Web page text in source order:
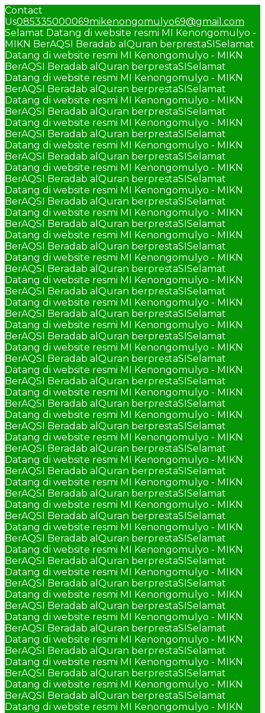
Contact
Us085335000069mikenongomulyo69@gmail.com
Selamat Datang di website resmi MI Kenongomulyo -
MIKN BerAQSI Beradab alQuran berprestaSISelamat
Datang di website resmi MI Kenongomulyo - MIKN
BerAQSI Beradab alQuran berprestaSISelamat
Datang di website resmi MI Kenongomulyo - MIKN
BerAQSI Beradab alQuran berprestaSISelamat
Datang di website resmi MI Kenongomulyo - MIKN
BerAQSI Beradab alQuran berprestaSISelamat
Datang di website resmi MI Kenongomulyo - MIKN
BerAQSI Beradab alQuran berprestaSISelamat
Datang di website resmi MI Kenongomulyo - MIKN
BerAQSI Beradab alQuran berprestaSISelamat
Datang di website resmi MI Kenongomulyo - MIKN
BerAQSI Beradab alQuran berprestaSISelamat
Datang di website resmi MI Kenongomulyo - MIKN
BerAQSI Beradab alQuran berprestaSISelamat
Datang di website resmi MI Kenongomulyo - MIKN
BerAQSI Beradab alQuran berprestaSISelamat
Datang di website resmi MI Kenongomulyo - MIKN
BerAQSI Beradab alQuran berprestaSISelamat
Datang di website resmi MI Kenongomulyo - MIKN
BerAQSI Beradab alQuran berprestaSISelamat
Datang di website resmi MI Kenongomulyo - MIKN
BerAQSI Beradab alQuran berprestaSISelamat
Datang di website resmi MI Kenongomulyo - MIKN
BerAQSI Beradab alQuran berprestaSISelamat
Datang di website resmi MI Kenongomulyo - MIKN
BerAQSI Beradab alQuran berprestaSISelamat
Datang di website resmi MI Kenongomulyo - MIKN
BerAQSI Beradab alQuran berprestaSISelamat
Datang di website resmi MI Kenongomulyo - MIKN
BerAQSI Beradab alQuran berprestaSISelamat
Datang di website resmi MI Kenongomulyo - MIKN
BerAQSI Beradab alQuran berprestaSISelamat
Datang di website resmi MI Kenongomulyo - MIKN
BerAQSI Beradab alQuran berprestaSISelamat
Datang di website resmi MI Kenongomulyo - MIKN
BerAQSI Beradab alQuran berprestaSISelamat
Datang di website resmi MI Kenongomulyo - MIKN
BerAQSI Beradab alQuran berprestaSISelamat
Datang di website resmi MI Kenongomulyo - MIKN
BerAQSI Beradab alQuran berprestaSISelamat
Datang di website resmi MI Kenongomulyo - MIKN
BerAQSI Beradab alQuran berprestaSISelamat
Datang di website resmi MI Kenongomulyo - MIKN
BerAQSI Beradab alQuran berprestaSISelamat
Datang di website resmi MI Kenongomulyo - MIKN
BerAQSI Beradab alQuran berprestaSISelamat
Datang di website resmi MI Kenongomulyo - MIKN
BerAQSI Beradab alQuran berprestaSISelamat
Datang di website resmi MI Kenongomulyo - MIKN
BerAQSI Beradab alQuran berprestaSISelamat
Datang di website resmi MI Kenongomulyo - MIKN
BerAQSI Beradab alQuran berprestaSISelamat
Datang di website resmi MI Kenongomulyo - MIKN
BerAQSI Beradab alQuran berprestaSISelamat
Datang di website resmi MI Kenongomulyo - MIKN
BerAQSI Beradab alQuran berprestaSISelamat
Datang di website resmi MI Kenongomulyo - MIKN
BerAQSI Beradab alQuran berprestaSISelamat
Datang di website resmi MI Kenongomulyo - MIKN